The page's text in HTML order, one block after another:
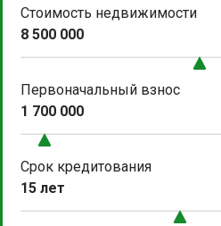
Стоимость недвижимости
8 500 000
Первоначальный взнос
1 700 000
Срок кредитования
15 лет